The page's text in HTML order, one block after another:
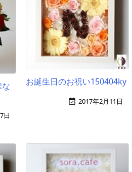
日
お誕生日のお祝い150404ky
 2017年2月11日